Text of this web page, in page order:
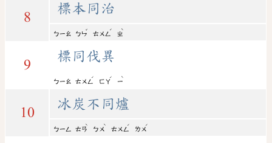
8
標本同治
ㄅㄧㄠ ㄅㄣ
ˇ
ㄊㄨㄥ
ˊ
ㄓ
ˋ
9
標同伐異
ㄅㄧㄠ ㄊㄨㄥ
ˊ
ㄈㄚ
ˊ
ㄧ
ˋ
10
冰炭不同爐
ㄅㄧㄥ ㄊㄢ
ˋ
ㄅㄨ
ˋ
ㄊㄨㄥ
ˊ
ㄌㄨ
ˊ